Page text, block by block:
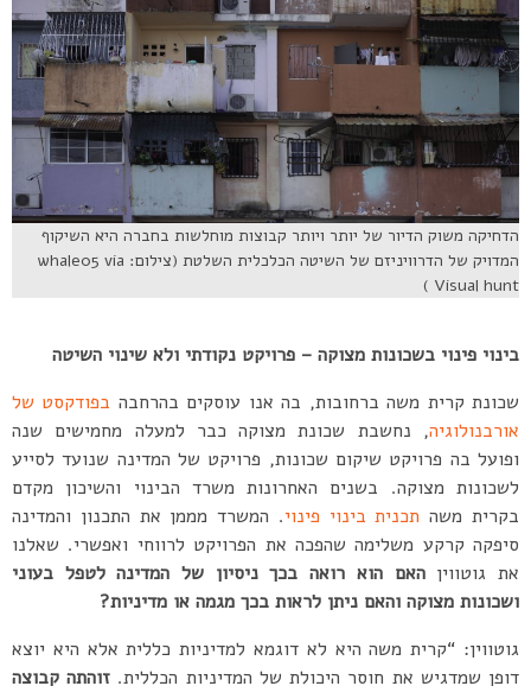
הדחיקה משוק הדיור של יותר ויותר קבוצות מוחלשות בחברה היא השיקוף
המדויק של הדרוויניזם של השיטה הכלכלית השלטת (צילום: whale05 via
Visual hunt )
בינוי פינוי בשכונות מצוקה – פרויקט נקודתי ולא שינוי השיטה
שכונת קרית משה ברחובות, בה אנו עוסקים בהרחבה בפודקסט של
אורבנולוגיה, נחשבת שכונת מצוקה כבר למעלה מחמישים שנה
ופועל בה פרויקט שיקום שכונות, פרויקט של המדינה שנועד לסייע
לשכונות מצוקה. בשנים האחרונות משרד הבינוי והשיכון מקדם
בקרית משה תכנית בינוי פינוי. המשרד מממן את התכנון והמדינה
סיפקה קרקע משלימה שהפכה את הפרויקט לרווחי ואפשרי. שאלנו
את גוטוויןהאם הוא רואה בכך ניסיון של המדינה לטפל בעוני
ושכונות מצוקה והאם ניתן לראות בכך מגמה או מדיניות?
גוטווין: “קרית משה היא לא דוגמא למדיניות כללית אלא היא יוצא
דופן שמדגיש את חוסר היכולת של המדיניות הכללית. זוהתה קבוצה